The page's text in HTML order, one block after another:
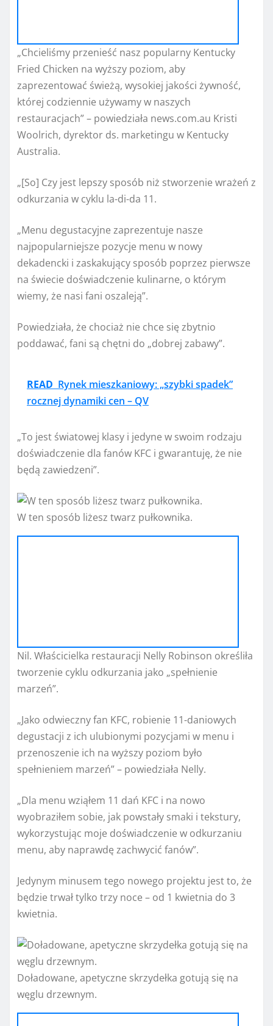
„Chcieliśmy przenieść nasz popularny Kentucky
Fried Chicken na wyższy poziom, aby
zaprezentować świeżą, wysokiej jakości żywność,
której codziennie używamy w naszych
restauracjach” – powiedziała news.com.au Kristi
Woolrich, dyrektor ds. marketingu w Kentucky
Australia.
„[So] Czy jest lepszy sposób niż stworzenie wrażeń z
odkurzania w cyklu la-di-da 11.
„Menu degustacyjne zaprezentuje nasze
najpopularniejsze pozycje menu w nowy
dekadencki i zaskakujący sposób poprzez pierwsze
na świecie doświadczenie kulinarne, o którym
wiemy, że nasi fani oszaleją”.
Powiedziała, że ​​chociaż nie chce się zbytnio
poddawać, fani są chętni do „dobrej zabawy”.
READ Rynek mieszkaniowy: „szybki spadek”
rocznej dynamiki cen – QV
„To jest światowej klasy i jedyne w swoim rodzaju
doświadczenie dla fanów KFC i gwarantuję, że nie
będą zawiedzeni”.
W ten sposób liżesz twarz pułkownika.
Nil. Właścicielka restauracji Nelly Robinson określiła
tworzenie cyklu odkurzania jako „spełnienie
marzeń”.
„Jako odwieczny fan KFC, robienie 11-daniowych
degustacji z ich ulubionymi pozycjami w menu i
przenoszenie ich na wyższy poziom było
spełnieniem marzeń” – powiedziała Nelly.
„Dla menu wziąłem 11 dań KFC i na nowo
wyobraziłem sobie, jak powstały smaki i tekstury,
wykorzystując moje doświadczenie w odkurzaniu
menu, aby naprawdę zachwycić fanów”.
Jedynym minusem tego nowego projektu jest to, że
będzie trwał tylko trzy noce – od 1 kwietnia do 3
kwietnia.
Doładowane, apetyczne skrzydełka gotują się na
węglu drzewnym.